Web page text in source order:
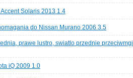
Solaris 2013 1.4
do Nissan Murano 2006 3.5
prawe lustro, swiatlo przednie
iQ 2009 1.0